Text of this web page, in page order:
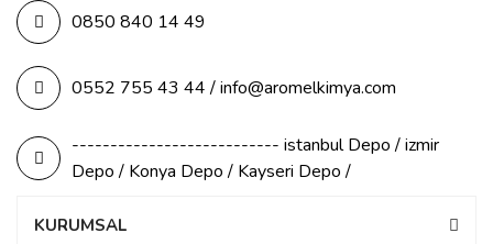
0850 840 14 49
0552 755 43 44 / info@aromelkimya.com
--------------------------- istanbul Depo / izmir
Depo / Konya Depo / Kayseri Depo /
KURUMSAL